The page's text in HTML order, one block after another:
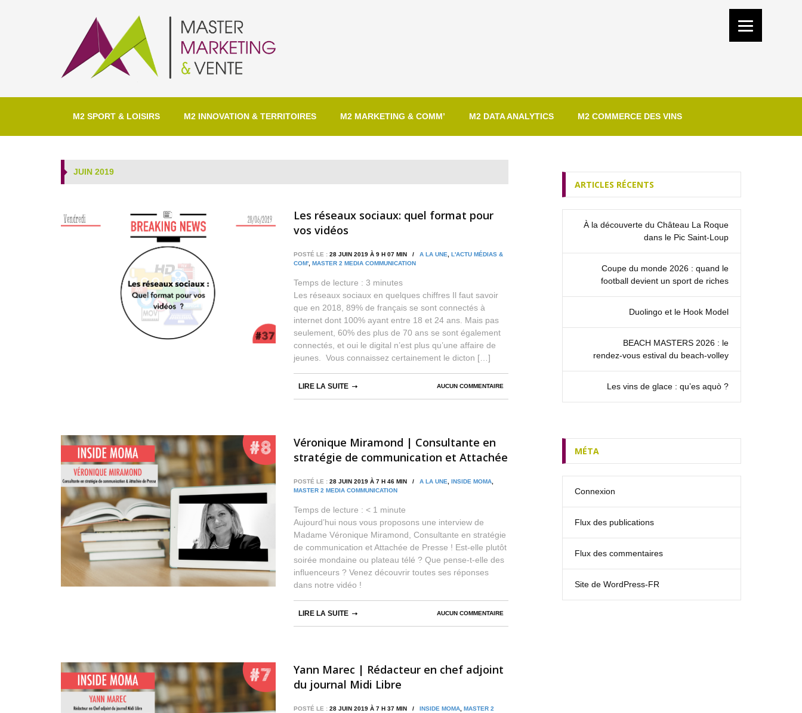
M2 SPORT & LOISIRS M2 INNOVATION & TERRITOIRES M2 MARKETING & COMM’ M2 DATA ANALYTICS M2 COMMERCE DES VINS
JUIN 2019
Les réseaux sociaux: quel format pour
vos vidéos
POSTÉ LE : 28 JUIN 2019 À 9 H 07 MIN / A LA UNE
L'ACTU MÉDIAS &
COM' MASTER 2 MEDIA COMMUNICATION
Temps de lecture : 3 minutes
Les réseaux sociaux en quelques chiffres Il faut savoir
que en 2018, 89% de français se sont connectés à
internet dont 100% ayant entre 18 et 24 ans. Mais pas
seulement, 60% des plus de 70 ans se sont également
connectés, et oui le digital n’est plus qu’une affaire de
jeunes. Vous connaissez certainement le dicton […]
AUCUN COMMENTAIRE
LIRE LA SUITE
Véronique Miramond | Consultante en
stratégie de communication et Attachée
POSTÉ LE : 28 JUIN 2019 À 7 H 46 MIN / A LA UNE INSIDE MOMA
MASTER 2 MEDIA COMMUNICATION
Temps de lecture : < 1 minute
Aujourd’hui nous vous proposons une interview de
Madame Véronique Miramond, Consultante en stratégie
de communication et Attachée de Presse ! Est-elle plutôt
soirée mondaine ou plateau télé ? Que pense-t-elle des
influenceurs ? Venez découvrir toutes ses réponses
dans notre vidéo !
AUCUN COMMENTAIRE
LIRE LA SUITE
Yann Marec | Rédacteur en chef adjoint
du journal Midi Libre
POSTÉ LE : 28 JUIN 2019 À 7 H 37 MIN / INSIDE MOMA MASTER 2
ARTICLES RÉCENTS
À la découverte du Château La Roque
dans le Pic Saint‑Loup
Coupe du monde 2026 : quand le
football devient un sport de riches
Duolingo et le Hook Model
BEACH MASTERS 2026 : le
rendez‑vous estival du beach-volley
Les vins de glace : qu’es aquò ?
MÉTA
Connexion
Flux des publications
Flux des commentaires
Site de WordPress-FR